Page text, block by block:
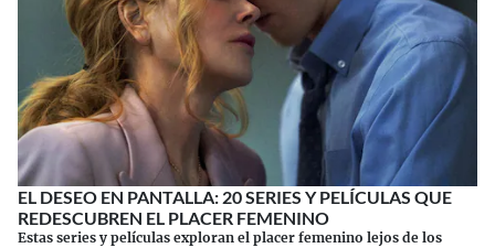
EL DESEO EN PANTALLA: 20 SERIES Y PELÍCULAS QUE
REDESCUBREN EL PLACER FEMENINO
Estas series y películas exploran el placer femenino lejos de los